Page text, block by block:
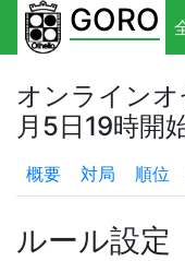
GORO
オンライン
月5日19時開
概要 対局 順位
ルール設定